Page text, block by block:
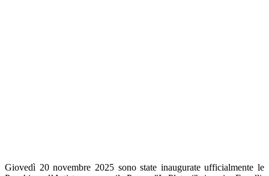
Giovedì 20 novembre 2025 sono state inaugurate ufficialmente le